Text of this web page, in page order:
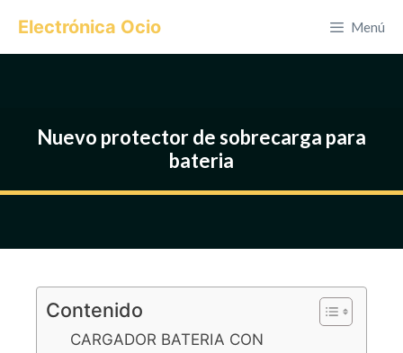
Electrónica Ocio Menú
Nuevo protector de sobrecarga para
bateria
Contenido
CARGADOR BATERIA CON